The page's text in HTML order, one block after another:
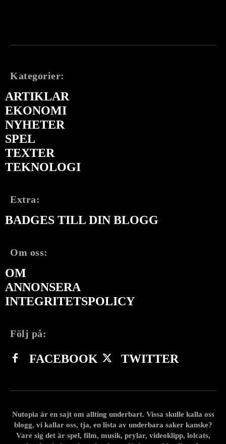
Kategorier:
ARTIKLAR
EKONOMI
NYHETER
SPEL
TEXTER
TEKNOLOGI
Extra:
BADGES TILL DIN BLOGG
Om oss:
OM
ANNONSERA
INTEGRITETSPOLICY
Följ på:
FACEBOOK TWITTER
Nutopia är en sajt om allting underbart. Vissa skulle kalla oss
blogg, vi kallar oss, tja, en lista av underbara saker kanske?
Vare sig det är spel, film, musik, prylar, videoklipp, lolcats,